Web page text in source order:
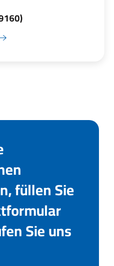
füllen Sie
Sie uns